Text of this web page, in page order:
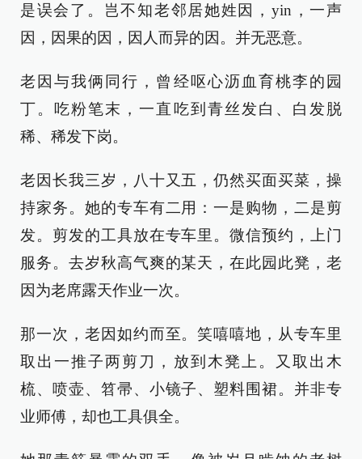
是误会了。岂不知老邻居她姓因，yin，一声
因，因果的因，因人而异的因。并无恶意。
老因与我俩同行，曾经呕心沥血育桃李的园
丁。吃粉笔末，一直吃到青丝发白、白发脱
稀、稀发下岗。
老因长我三岁，八十又五，仍然买面买菜，操
持家务。她的专车有二用：一是购物，二是剪
发。剪发的工具放在专车里。微信预约，上门
服务。去岁秋高气爽的某天，在此园此凳，老
因为老席露天作业一次。
那一次，老因如约而至。笑嘻嘻地，从专车里
取出一推子两剪刀，放到木凳上。又取出木
梳、喷壶、笤帚、小镜子、塑料围裙。并非专
业师傅，却也工具俱全。